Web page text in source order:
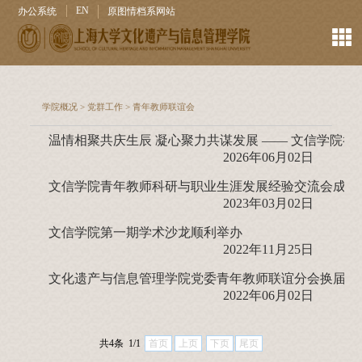
办公系统 EN 原图情档系网站
学院概况 >党群工作 >青年教师联谊会
2026年06月02日
文信学院青年教师科研与职业生涯发展经验交流会成功
2023年03月02日
文信学院第一期学术沙龙顺利举办
2022年11月25日
文化遗产与信息管理学院党委青年教师联谊分会换届
2022年06月02日
共4条 1/1 首页 上页 下页 尾页